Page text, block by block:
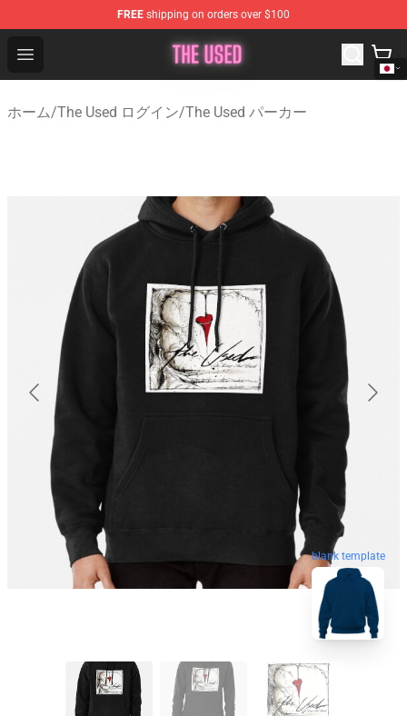
FREE shipping on orders over $100
Open menu
The Used Store - Official The Used Merchandise Shop
ホーム/The Used ログイン/The Used パーカー
blank template